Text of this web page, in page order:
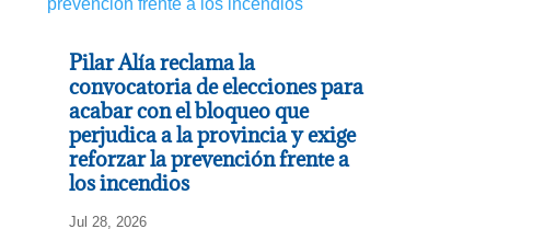
Pilar Alía reclama la
convocatoria de elecciones para
acabar con el bloqueo que
perjudica a la provincia y exige
reforzar la prevención frente a
los incendios
Jul 28, 2026